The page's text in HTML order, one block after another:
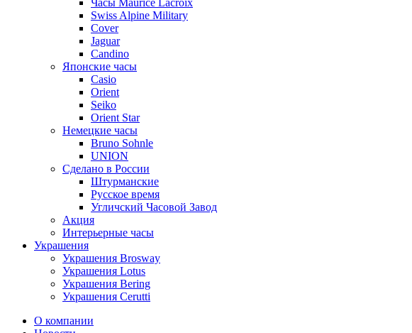
Часы Maurice Lacroix
Swiss Alpine Military
Cover
Jaguar
Candino
Японские часы
Casio
Orient
Seiko
Orient Star
Немецкие часы
Bruno Sohnle
UNION
Сделано в России
Штурманские
Русское время
Угличский Часовой Завод
Акция
Интерьерные часы
Украшения
Украшения Brosway
Украшения Lotus
Украшения Bering
Украшения Cerutti
О компании